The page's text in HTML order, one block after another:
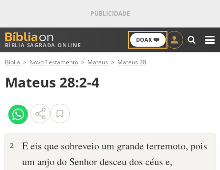
BÍBLIA SAGRADA ONLINE
DOAR ❤️
ANTIGO TESTAMENTO
NOVO TESTAMENTO
VERSÍCULOS
PALAVRA DO DIA
Bíblia Novo Testamento Mateus Mateus 28
Mateus 28:2-4
2
E eis que sobreveio um grande terremoto, pois
um anjo do Senhor desceu dos céus e,